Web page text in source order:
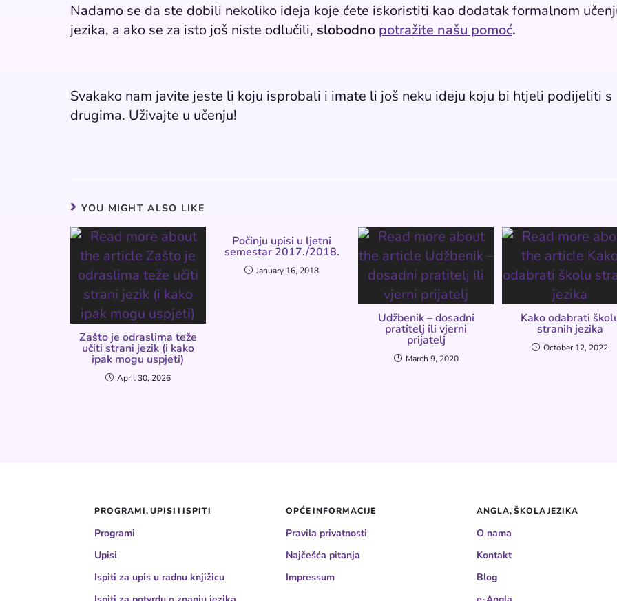
Nadamo se da ste dobili nekoliko ideja koje ćete iskoristiti kao dodatak formalnom
jezika, a ako se za isto još niste odlučili, slobodno potražite našu pomoć.
Svakako nam javite jeste li koju isprobali i imate li još neku ideju koju bi htjeli podijeliti s
drugima. Uživajte u učenju!
YOU MIGHT ALSO LIKE
Zašto je odraslima teže
učiti strani jezik (i kako
ipak mogu uspjeti)
April 30, 2026
Počinju upisi u ljetni
semestar 2017./2018.
January 16, 2018
Udžbenik – dosadni
pratitelj ili vjerni
prijatelj
March 9, 2020
Kako odabrati
stranih jezika
October 12, 2022
PROGRAMI, UPISI I ISPITI
Programi
Upisi
Ispiti za upis u radnu knjižicu
OPĆE INFORMACIJE
Pravila privatnosti
Najčešća pitanja
Impressum
ANGLA, ŠKOLA JEZIKA
O nama
Kontakt
Blog